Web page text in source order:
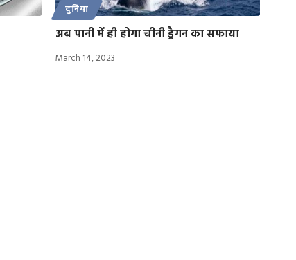
दुनिया
अब पानी में ही होगा चीनी ड्रैगन का सफाया
March 14, 2023